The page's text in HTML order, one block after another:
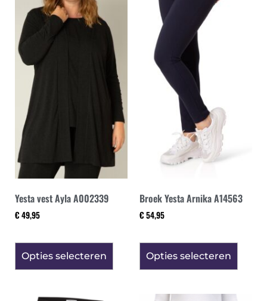
Yesta vest Ayla A002339
€ 49,95
Opties selecteren
Broek Yesta Arnika A14563
€ 54,95
Opties selecteren